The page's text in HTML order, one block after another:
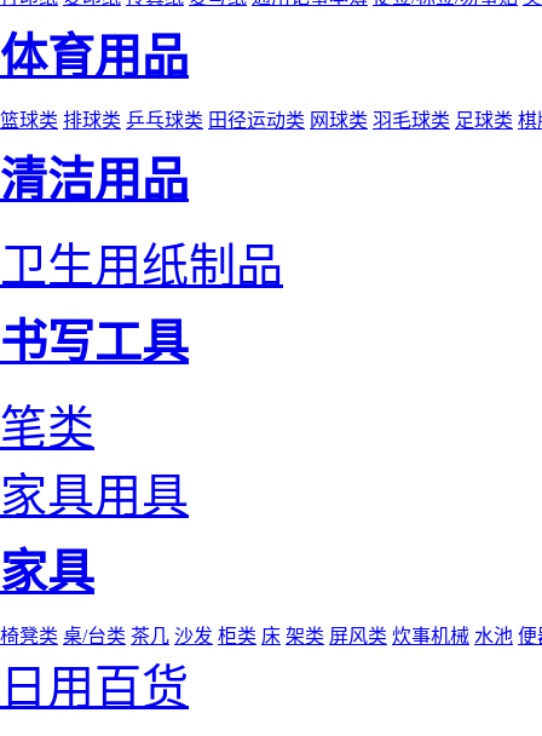
体育用品
篮球类 排球类 乒乓球类 田径运动类 网球类 羽毛球类 足球类 棋
清洁用品
卫生用纸制品
书写工具
笔类
家具用具
家具
椅凳类 桌/台类 茶几 沙发 柜类 床 架类 屏风类 炊事机械 水池 便
日用百货